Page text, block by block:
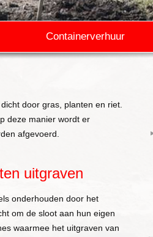
Containerverhuur
door gras, planten en riet.
deze manier wordt er
afgevoerd.
uitgraven
onderhouden door het
om de sloot aan hun eigen
waarmee het uitgraven van